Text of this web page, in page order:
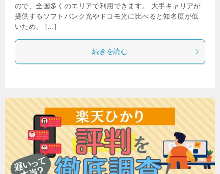
ので、全国多くのエリアで利用できます。 大手キャリアが
提供するソフトバンク光やドコモ光に比べると知名度が低
いため、 […]
続きを読む